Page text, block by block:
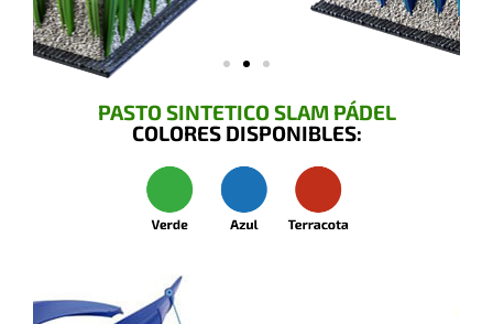
PASTO SINTETICO SLAM PÁDEL
COLORES DISPONIBLES: